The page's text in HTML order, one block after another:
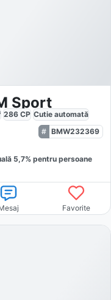
Sport
286 CP Cutie automată
BMW232369
5,7% pentru persoane
Favorite